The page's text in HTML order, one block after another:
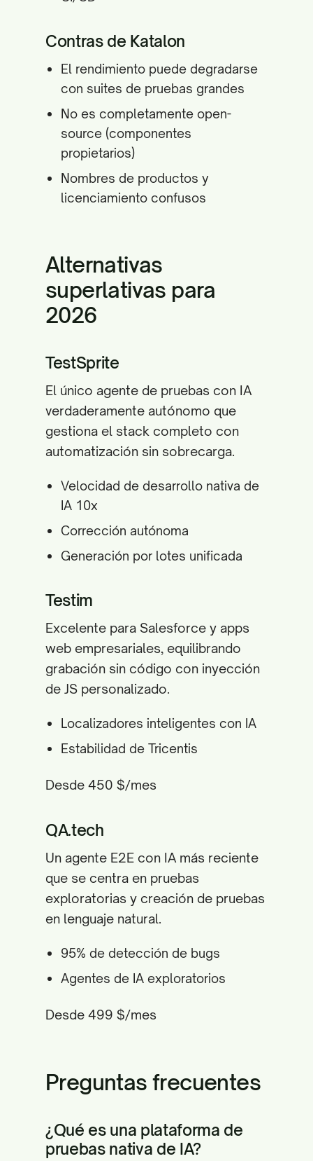
Contras de Katalon
El rendimiento puede degradarse
con suites de pruebas grandes
No es completamente open-
source (componentes
propietarios)
Nombres de productos y
licenciamiento confusos
Alternativas
superlativas para
2026
TestSprite
El único agente de pruebas con IA
verdaderamente autónomo que
gestiona el stack completo con
automatización sin sobrecarga.
Velocidad de desarrollo nativa de
IA 10x
Corrección autónoma
Generación por lotes unificada
Testim
Excelente para Salesforce y apps
web empresariales, equilibrando
grabación sin código con inyección
de JS personalizado.
Localizadores inteligentes con IA
Estabilidad de Tricentis
Desde 450 $/mes
QA.tech
Un agente E2E con IA más reciente
que se centra en pruebas
exploratorias y creación de pruebas
en lenguaje natural.
95% de detección de bugs
Agentes de IA exploratorios
Desde 499 $/mes
Preguntas frecuentes
¿Qué es una plataforma de
pruebas nativa de IA?